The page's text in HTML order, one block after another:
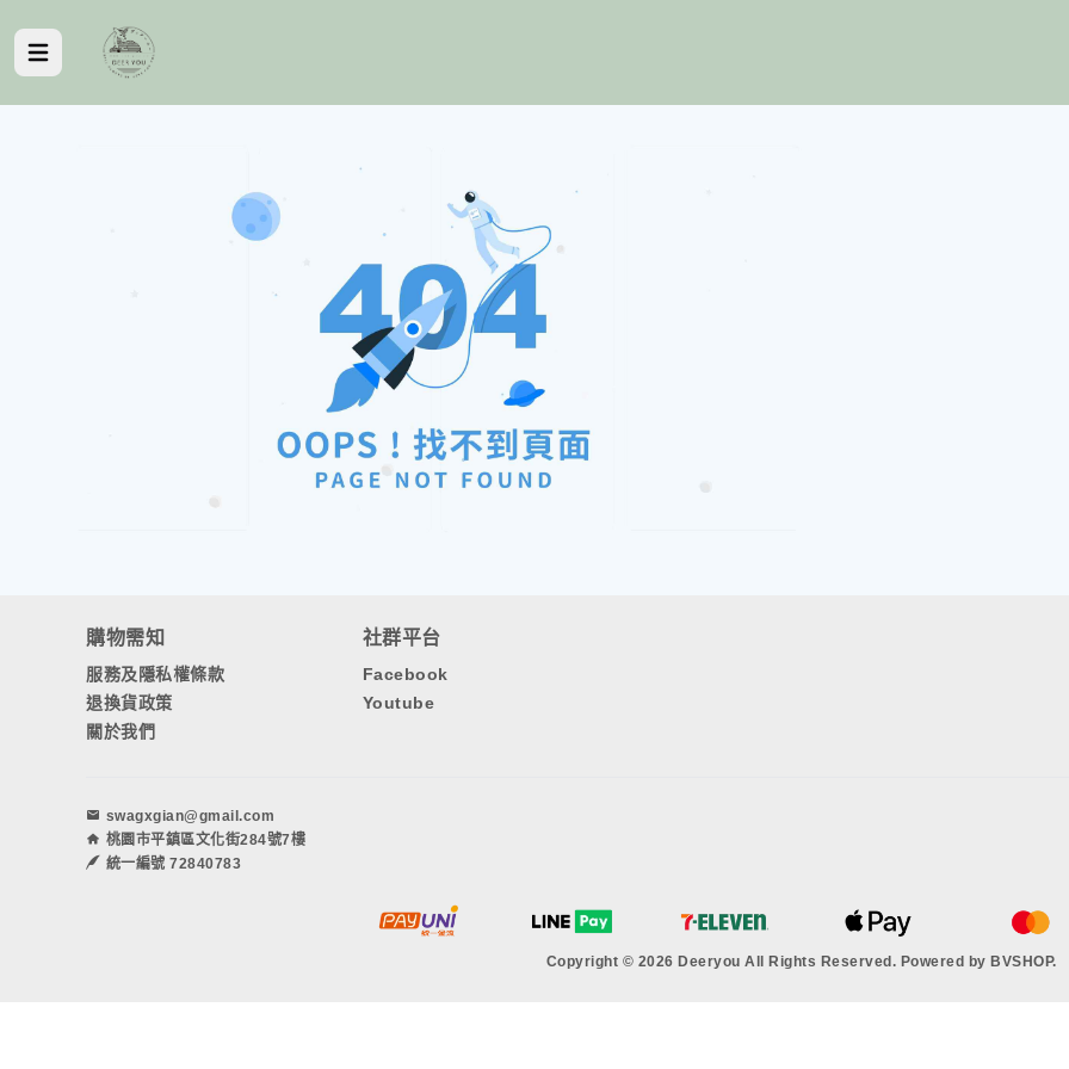
購物需知
服務及隱私權條款
退換貨政策
關於我們
社群平台
Facebook
Youtube
swagxgian@gmail.com
桃園市平鎮區文化街284號7樓
統一編號 72840783
Copyright © 2026 Deeryou All Rights Reserved. Powered by BVSHOP.